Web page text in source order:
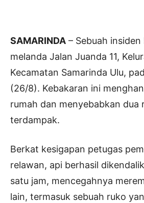
SAMARINDA – Sebuah
melanda Jalan Juanda 11,
Kecamatan Samarinda Ulu,
(26/8). Kebakaran ini
rumah dan menyebabkan dua
terdampak.
Berkat kesigapan petugas
relawan, api berhasil
satu jam, mencegahnya
lain, termasuk sebuah ruko